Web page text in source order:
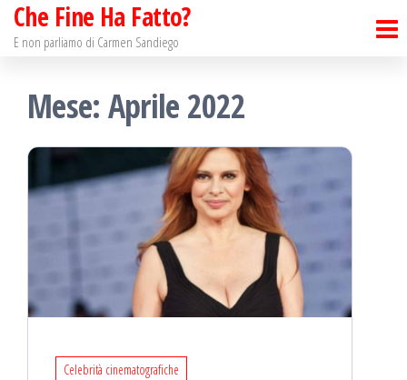
SaltaChe Fine Ha Fatto?
E non parliamo di Carmen Sandiego
Mese: Aprile 2022
Celebrità cinematografiche